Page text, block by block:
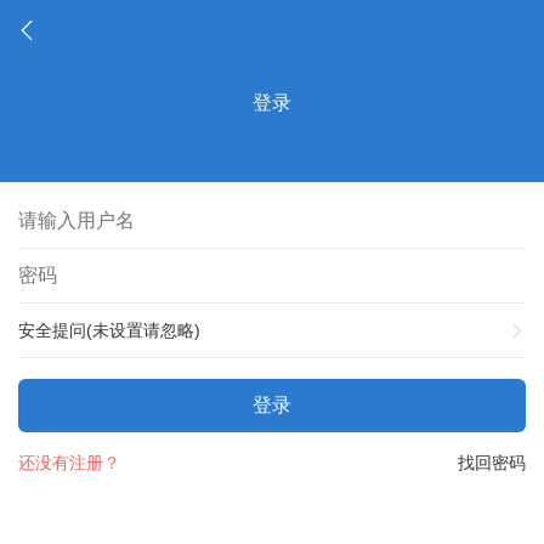
登录
安全提问(未设置请忽略)
登录
找回密码
还没有注册？